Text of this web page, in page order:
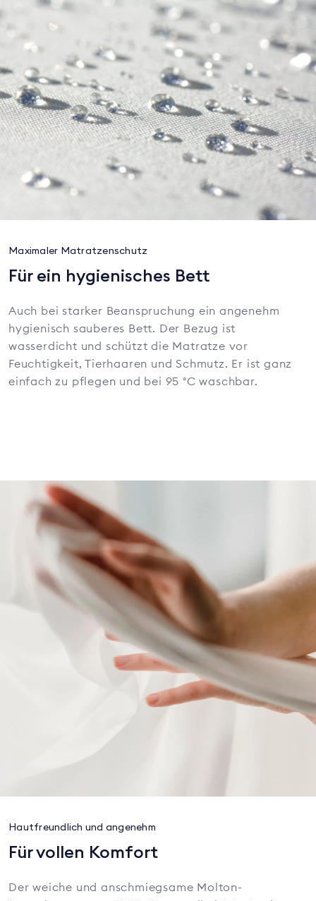
Maximaler Matratzenschutz
Für ein hygienisches Bett
Auch bei starker Beanspruchung ein angenehm
hygienisch sauberes Bett. Der Bezug ist
wasserdicht und schützt die Matratze vor
Feuchtigkeit, Tierhaaren und Schmutz. Er ist ganz
einfach zu pflegen und bei 95 °C waschbar.
Hautfreundlich und angenehm
Für vollen Komfort
Der weiche und anschmiegsame Molton-